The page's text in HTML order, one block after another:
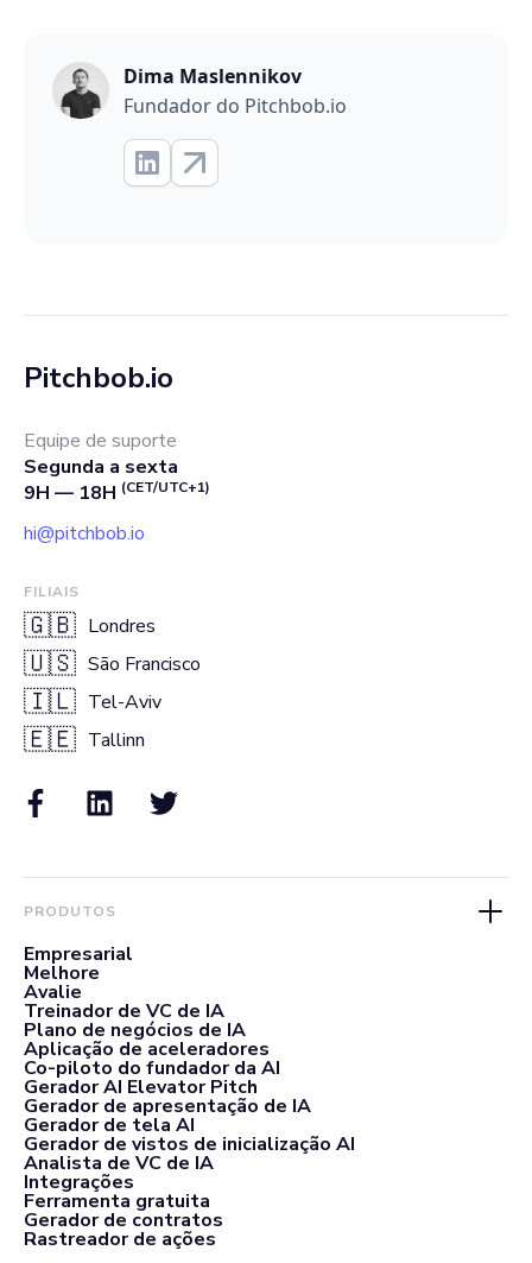
Dima Maslennikov
Fundador do Pitchbob.io
Pitchbob.io
Equipe de suporte
Segunda a sexta
9H — 18H (CET/UTC+1)
hi@pitchbob.io
FILIAIS
🇬🇧 Londres
🇺🇸 São Francisco
🇮🇱 Tel-Aviv
🇪🇪 Tallinn
PRODUTOS
Empresarial
Melhore
Avalie
Treinador de VC de IA
Plano de negócios de IA
Aplicação de aceleradores
Co-piloto do fundador da AI
Gerador AI Elevator Pitch
Gerador de apresentação de IA
Gerador de tela AI
Gerador de vistos de inicialização AI
Analista de VC de IA
Integrações
Ferramenta gratuita
Gerador de contratos
Rastreador de ações